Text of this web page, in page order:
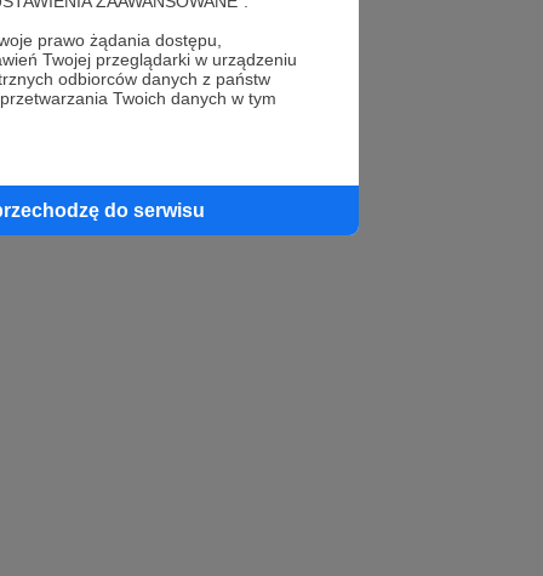
prawo żądania dostępu,
Twojej przeglądarki w urządzeniu
odbiorców danych z państw
Twoich danych w tym
do serwisu
do pobrania w